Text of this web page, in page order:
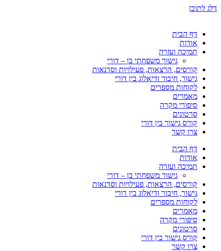
דלג לתוכן
דף הבית
אודות
תמיכה ועזרה
גישור משפחתי בן – דורי
קורסים, הרצאות, פעילויות וסדנאות
גישור, חיבור ודיאלוג בין דורי
לקוחות מספרים
מאמרים
סיפורי מקרה
סרטונים
קורס גישור בין דורי
צרו קשר
דף הבית
אודות
תמיכה ועזרה
גישור משפחתי בן – דורי
קורסים, הרצאות, פעילויות וסדנאות
גישור, חיבור ודיאלוג בין דורי
לקוחות מספרים
מאמרים
סיפורי מקרה
סרטונים
קורס גישור בין דורי
צרו קשר